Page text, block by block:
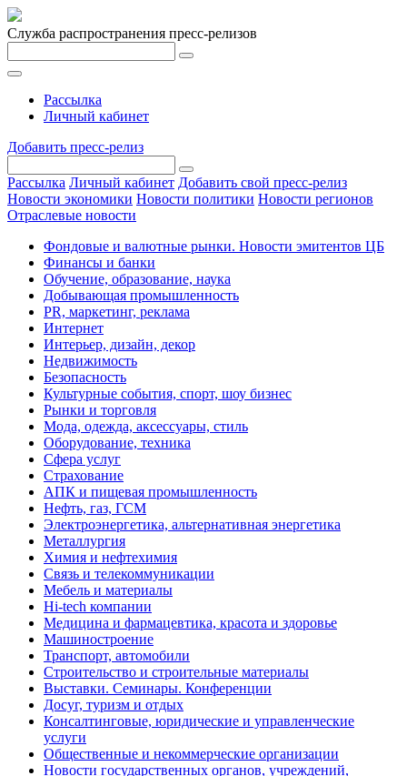
Служба распространения пресс-релизов
Рассылка
Личный кабинет
Добавить пресс-релиз
Рассылка Личный кабинет Добавить свой пресс-релиз
Новости экономики Новости политики Новости регионов
Отраслевые новости
Фондовые и валютные рынки. Новости эмитентов ЦБ
Финансы и банки
Обучение, образование, наука
Добывающая промышленность
PR, маркетинг, реклама
Интернет
Интерьер, дизайн, декор
Недвижимость
Безопасность
Культурные события, спорт, шоу бизнес
Рынки и торговля
Мода, одежда, аксессуары, стиль
Оборудование, техника
Сфера услуг
Страхование
АПК и пищевая промышленность
Нефть, газ, ГСМ
Электроэнергетика, альтернативная энергетика
Металлургия
Химия и нефтехимия
Связь и телекоммуникации
Мебель и материалы
Hi-tech компании
Медицина и фармацевтика, красота и здоровье
Машиностроение
Транспорт, автомобили
Строительство и строительные материалы
Выставки. Семинары. Конференции
Досуг, туризм и отдых
Консалтинговые, юридические и управленческие
услуги
Общественные и некоммерческие организации
Новости государственных органов, учреждений,